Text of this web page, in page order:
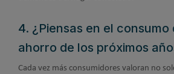
4. ¿Piensas en el consumo
ahorro de los próximos
Cada vez más consumidores valoran no